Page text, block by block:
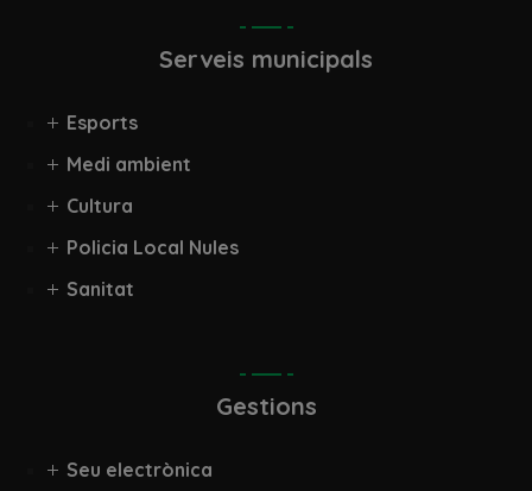
Serveis municipals
Esports
Medi ambient
Cultura
Policia Local Nules
Sanitat
Gestions
Seu electrònica